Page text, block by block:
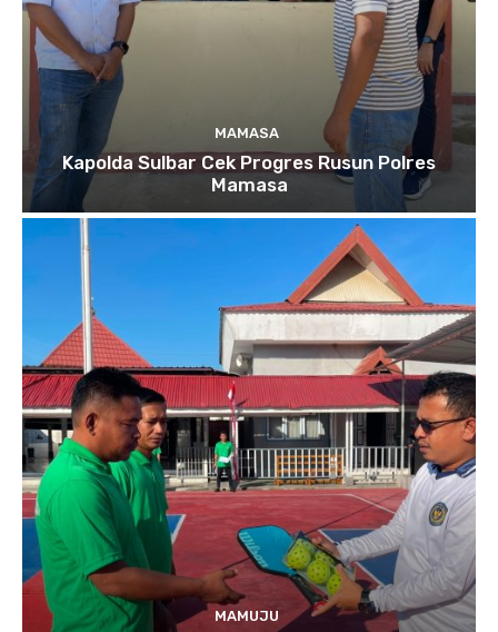
MAMASA
Kapolda Sulbar Cek Progres Rusun Polres
Mamasa
MAMUJU